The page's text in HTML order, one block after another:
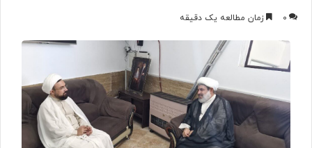
0 زمان مطالعه یک دقیقه